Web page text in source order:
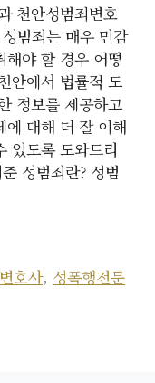
천안성범죄변호
범죄는 매우 민감
야 할 경우 어떻
안에서 법률적 도
정보를 제공하고
에 대해 더 잘 이해
있도록 도와드리
성범죄란? 성범
호사, 성폭행전문